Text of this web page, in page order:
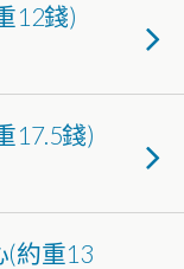
12錢)
17.5錢)
(約重13